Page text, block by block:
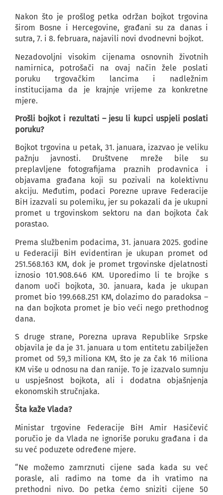
Nakon što je prošlog petka održan bojkot trgovina
širom Bosne i Hercegovine, građani su za danas i
sutra, 7. i 8. februara, najavili novi dvodnevni bojkot.
Nezadovoljni visokim cijenama osnovnih životnih
namirnica, potrošači na ovaj način žele poslati
poruku trgovačkim lancima i nadležnim
institucijama da je krajnje vrijeme za konkretne
mjere.
Prošli bojkot i rezultati – jesu li kupci uspjeli poslati
poruku?
Bojkot trgovina u petak, 31. januara, izazvao je veliku
pažnju javnosti. Društvene mreže bile su
preplavljene fotografijama praznih prodavnica i
objavama građana koji su pozivali na kolektivnu
akciju. Međutim, podaci Porezne uprave Federacije
BiH izazvali su polemiku, jer su pokazali da je ukupni
promet u trgovinskom sektoru na dan bojkota čak
porastao.
Prema službenim podacima, 31. januara 2025. godine
u Federaciji BiH evidentiran je ukupan promet od
251.568.163 KM, dok je promet trgovinske djelatnosti
iznosio 101.908.646 KM. Uporedimo li te brojke s
danom uoči bojkota, 30. januara, kada je ukupan
promet bio 199.668.251 KM, dolazimo do paradoksa –
na dan bojkota promet je bio veći nego prethodnog
dana.
S druge strane, Porezna uprava Republike Srpske
objavila je da je 31. januara u tom entitetu zabilježen
promet od 59,3 miliona KM, što je za čak 16 miliona
KM više u odnosu na dan ranije. To je izazvalo sumnju
u uspješnost bojkota, ali i dodatna objašnjenja
ekonomskih stručnjaka.
Šta kaže Vlada?
Ministar trgovine Federacije BiH Amir Hasičević
poručio je da Vlada ne ignoriše poruku građana i da
su već poduzete određene mjere.
“Ne možemo zamrznuti cijene sada kada su već
porasle, ali radimo na tome da ih vratimo na
prethodni nivo. Do petka ćemo sniziti cijene 50